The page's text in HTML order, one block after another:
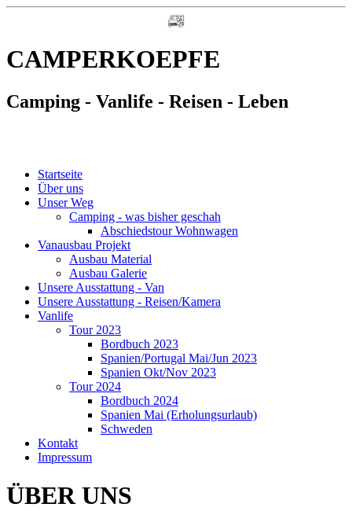
CAMPERKOEPFE
Camping - Vanlife - Reisen - Leben
Startseite
Über uns
Unser Weg
Camping - was bisher geschah
Abschiedstour Wohnwagen
Vanausbau Projekt
Ausbau Material
Ausbau Galerie
Unsere Ausstattung - Van
Unsere Ausstattung - Reisen/Kamera
Vanlife
Tour 2023
Bordbuch 2023
Spanien/Portugal Mai/Jun 2023
Spanien Okt/Nov 2023
Tour 2024
Bordbuch 2024
Spanien Mai (Erholungsurlaub)
Schweden
Kontakt
Impressum
ÜBER UNS